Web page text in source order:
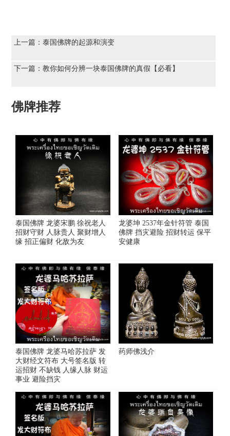
上一篇：泰国佛牌的起源和演变
下一篇：教你如何分辨一块泰国佛牌的真假【必看】
佛牌推荐
泰国佛牌 龙婆宋鹏 徐祝老人
招财守财 人脉贵人 聚财增人
缘 招正偏财 化敌为友
龙婆坤 2537年金针符管 泰国
佛牌 挡灾避险 招财转运 保平
安健康
泰国佛牌 龙婆马哈苏拉萨 发
大财经文符布 大号签名版 转
运招财 不缺钱 人缘人脉 财运
事业 避险挡灾
药师佛浅介